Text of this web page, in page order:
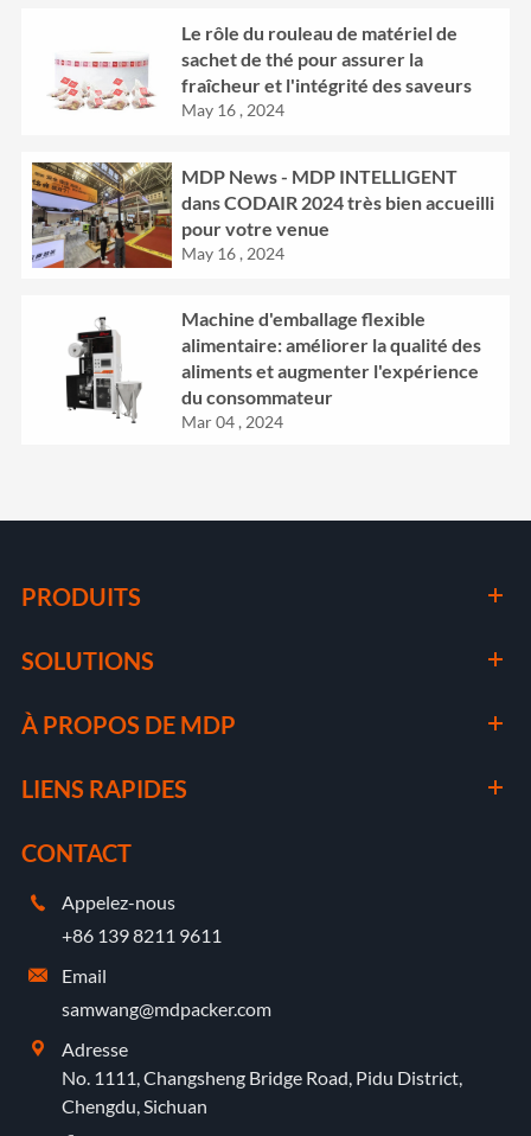
Le rôle du rouleau de matériel de
sachet de thé pour assurer la
fraîcheur et l'intégrité des saveurs
May 16 , 2024
MDP News - MDP INTELLIGENT
dans CODAIR 2024 très bien accueilli
pour votre venue
May 16 , 2024
Machine d'emballage flexible
alimentaire: améliorer la qualité des
aliments et augmenter l'expérience
du consommateur
Mar 04 , 2024
PRODUITS
SOLUTIONS
À PROPOS DE MDP
LIENS RAPIDES
CONTACT

Appelez-nous
+86 139 8211 9611

Email
samwang@mdpacker.com

Adresse
No. 1111, Changsheng Bridge Road, Pidu District,
Chengdu, Sichuan